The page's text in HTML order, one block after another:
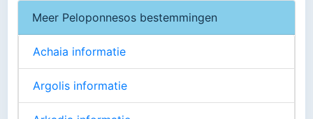
Meer Peloponnesos bestemmingen
Achaia informatie
Argolis informatie